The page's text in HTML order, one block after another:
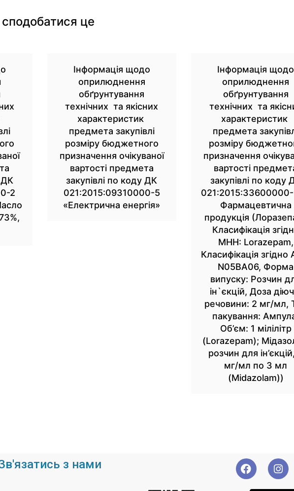
це
ДК
2
Інформація щодо
оприлюднення
обґрунтування
технічних та якісних
характеристик
предмета закупівлі
розміру бюджетного
призначення очікуваної
вартості предмета
закупівлі по коду ДК
021:2015:09310000-5
«Електрична енергія»
Інформація щодо
оприлюднення
обґрунтування
технічних та
характеристик
предмета
розміру
призначення
вартості
закупівлі по коду
Фармацевтична
продукція
Класифікація
МНН: Lorazepam,
Класифікація згідно
N05BA06, Форма
випуску: Розчин
ін`єкцій, Доза
речовини: 2 мг/мл,
пакування:
Об’єм: 1 мілілітр
(Lorazepam);
розчин для
мг/мл по 3 мл
(Midazolam))
з нами